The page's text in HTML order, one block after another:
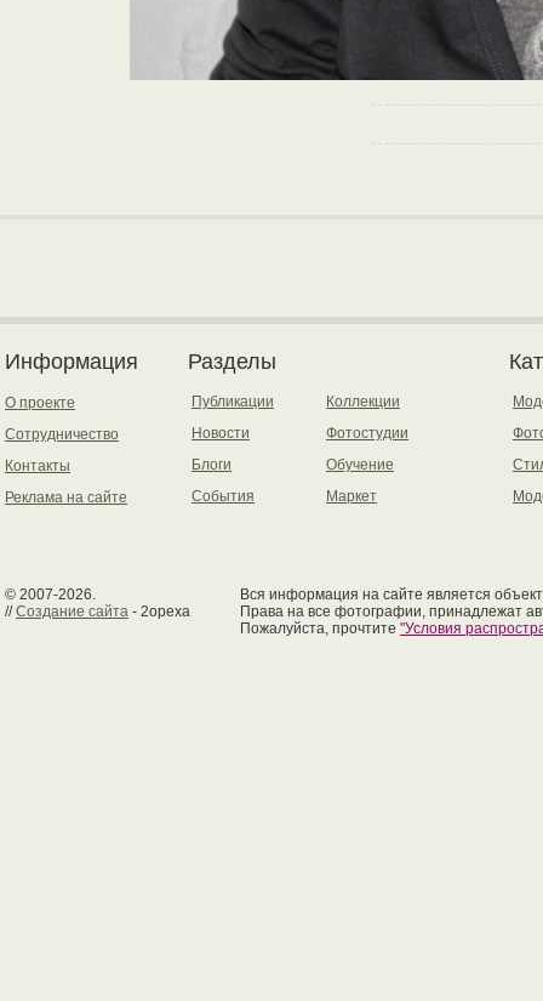
Информация
О проекте
Сотрудничество
Контакты
Реклама на сайте
Разделы
Публикации
Новости
Блоги
События
Коллекции
Фотостудии
Обучение
Маркет
© 2007-2026.
//Создание сайта - 2opexa
Вся информация на сайте является
Права на все фотографии, принадлежат
Пожалуйста, прочтите "Условия